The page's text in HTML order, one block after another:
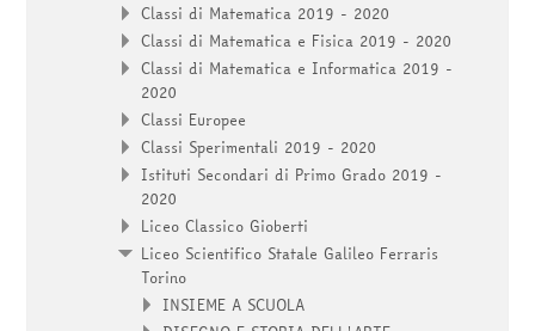
Classi di Matematica 2019 - 2020
Classi di Matematica e Fisica 2019 - 2020
Classi di Matematica e Informatica 2019 -
2020
Classi Europee
Classi Sperimentali 2019 - 2020
Istituti Secondari di Primo Grado 2019 -
2020
Liceo Classico Gioberti
Liceo Scientifico Statale Galileo Ferraris
Torino
INSIEME A SCUOLA